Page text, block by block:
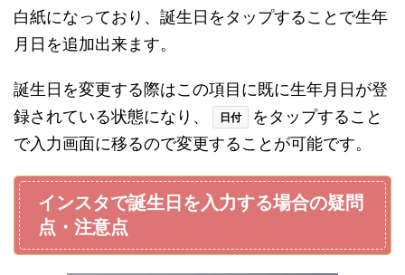
白紙になっており、誕生日をタップすることで生年
月日を追加出来ます。
誕生日を変更する際はこの項目に既に生年月日が登
録されている状態になり、
日付
をタップすること
で入力画面に移るので変更することが可能です。
インスタで誕生日を入力する場合の疑問
点・注意点